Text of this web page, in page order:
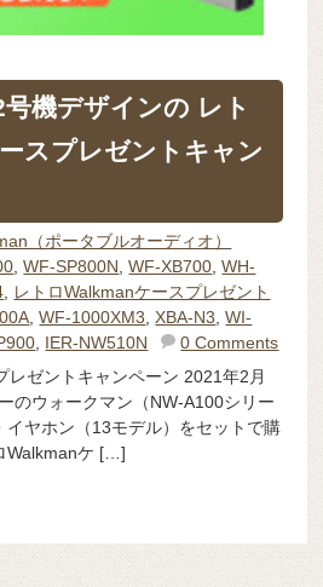
機デザインの レト
スプレゼントキャン
（ポータブルオーディオ）
,WF-SP800N ,WF-XB700 ,WH-
レトロWalkmanケースプレゼント
,WF-1000XM3 ,XBA-N3 ,WI-
IER-NW510N
0 Comments
レゼントキャンペーン 2021年2月
のウォークマン（NW-A100シリー
イヤホン（13モデル）をセットで購
Walkmanケ […]